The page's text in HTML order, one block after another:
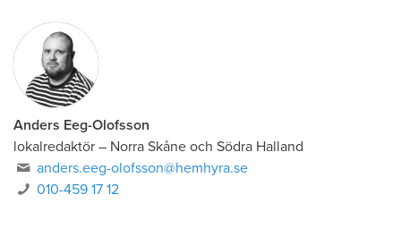
Anders Eeg-Olofsson
lokalredaktör – Norra Skåne och Södra Halland
anders.eeg-olofsson@hemhyra.se
010-459 17 12